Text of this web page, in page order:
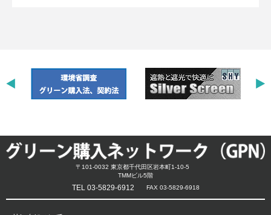
〒101-0032 東京都千代田区岩本町1-10-5
TMMビル5階
TEL 03-5829-6912 FAX 03-5829-6918